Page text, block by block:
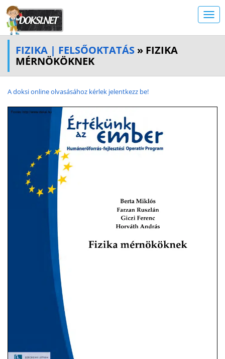
FIZIKA | FELSŐOKTATÁS » FIZIKA
MÉRNÖKÖKNEK
A doksi online olvasásához kérlek jelentkezz be!